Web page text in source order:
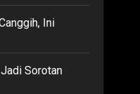
Ini
Sorotan